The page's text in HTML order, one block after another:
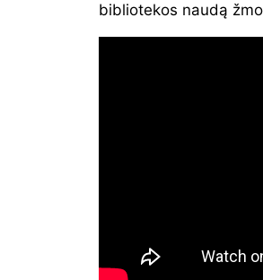
bibliotekos naudą